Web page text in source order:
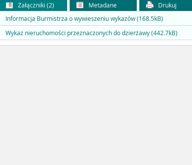
Załączniki (2) Metadane Drukuj
Informacja Burmistrza o wywieszeniu wykazów (168.5kB)
Wykaz nieruchomości przeznaczonych do dzierżawy (442.7kB)